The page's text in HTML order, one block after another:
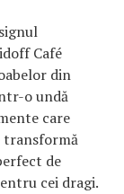
Café
din
o undă
care
transformă
de
cei dragi.